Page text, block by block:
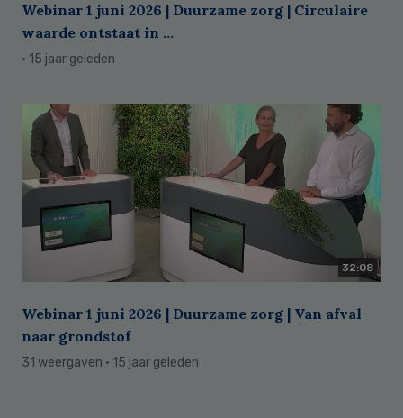
Webinar 1 juni 2026 | Duurzame zorg | Circulaire
waarde ontstaat in ...
· 15 jaar geleden
32:08
Webinar 1 juni 2026 | Duurzame zorg | Van afval
naar grondstof
31 weergaven · 15 jaar geleden